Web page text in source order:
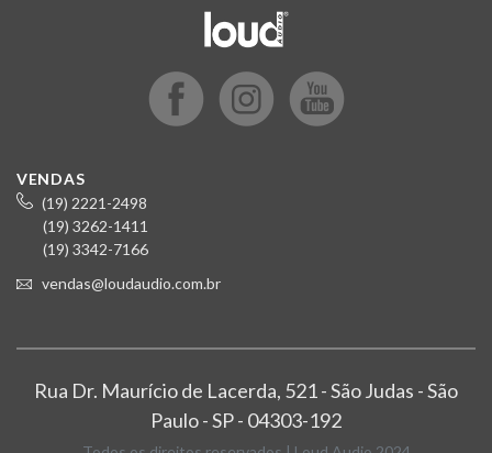
VENDAS
(19) 2221-2498
(19) 3262-1411
(19) 3342-7166
vendas@loudaudio.com.br
Rua Dr. Maurício de Lacerda, 521 - São Judas - São
Paulo - SP - 04303-192